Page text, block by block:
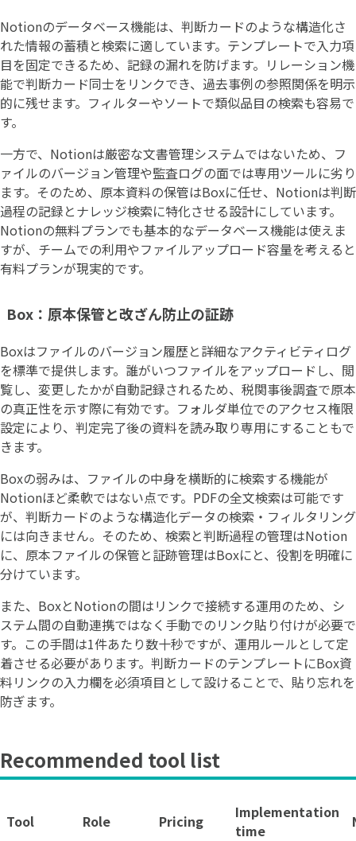
Notionのデータベース機能は、判断カードのような構造化さ
れた情報の蓄積と検索に適しています。テンプレートで入力項
目を固定できるため、記録の漏れを防げます。リレーション機
能で判断カード同士をリンクでき、過去事例の参照関係を明示
的に残せます。フィルターやソートで類似品目の検索も容易で
す。
一方で、Notionは厳密な文書管理システムではないため、フ
ァイルのバージョン管理や監査ログの面では専用ツールに劣り
ます。そのため、原本資料の保管はBoxに任せ、Notionは判断
過程の記録とナレッジ検索に特化させる設計にしています。
Notionの無料プランでも基本的なデータベース機能は使えま
すが、チームでの利用やファイルアップロード容量を考えると
有料プランが現実的です。
Box：原本保管と改ざん防止の証跡
Boxはファイルのバージョン履歴と詳細なアクティビティログ
を標準で提供します。誰がいつファイルをアップロードし、閲
覧し、変更したかが自動記録されるため、税関事後調査で原本
の真正性を示す際に有効です。フォルダ単位でのアクセス権限
設定により、判定完了後の資料を読み取り専用にすることもで
きます。
Boxの弱みは、ファイルの中身を横断的に検索する機能が
Notionほど柔軟ではない点です。PDFの全文検索は可能です
が、判断カードのような構造化データの検索・フィルタリング
には向きません。そのため、検索と判断過程の管理はNotion
に、原本ファイルの保管と証跡管理はBoxにと、役割を明確に
分けています。
また、BoxとNotionの間はリンクで接続する運用のため、シ
ステム間の自動連携ではなく手動でのリンク貼り付けが必要で
す。この手間は1件あたり数十秒ですが、運用ルールとして定
着させる必要があります。判断カードのテンプレートにBox資
料リンクの入力欄を必須項目として設けることで、貼り忘れを
防ぎます。
Recommended tool list
Tool Role Pricing
Implementation
time